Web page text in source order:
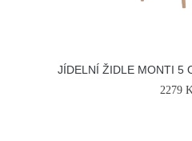
JÍDELNÍ ŽIDLE MONTI 5
2279